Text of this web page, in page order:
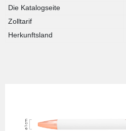
Die Katalogseite
Zolltarif
Herkunftsland